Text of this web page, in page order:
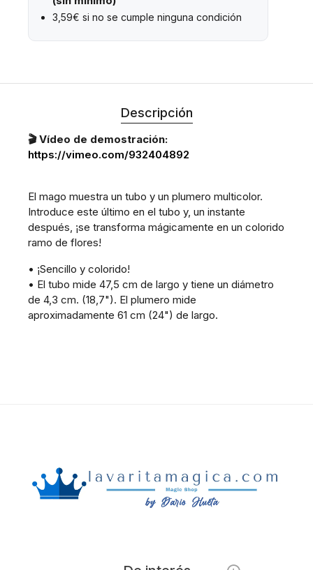
3,59€ si no se cumple ninguna condición
Descripción
🎬 Vídeo de demostración:
https://vimeo.com/932404892
El mago muestra un tubo y un plumero multicolor.
Introduce este último en el tubo y, un instante
después, ¡se transforma mágicamente en un colorido
ramo de flores!
• ¡Sencillo y colorido!
• El tubo mide 47,5 cm de largo y tiene un diámetro
de 4,3 cm. (18,7"). El plumero mide
aproximadamente 61 cm (24") de largo.